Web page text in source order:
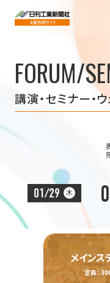
FORUM/
講演・セミナー・
01/29 木
メインス
定員：